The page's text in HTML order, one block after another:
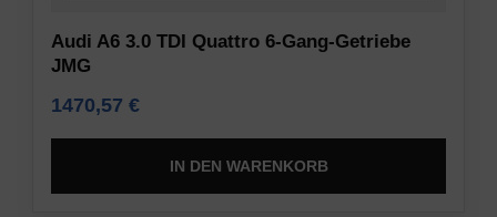
Audi A6 3.0 TDI Quattro 6-Gang-Getriebe
JMG
1470,57 €
IN DEN WARENKORB